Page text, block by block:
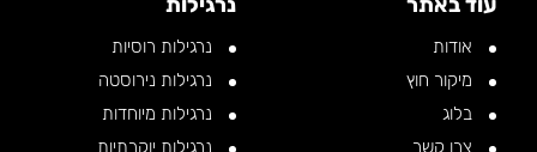
אודות
מיקור חוץ
בלוג
צרו קשר
נרגילות רוסיות
נרגילות נירוסטה
נרגילות מיוחדות
נרגילות יוקרתיות